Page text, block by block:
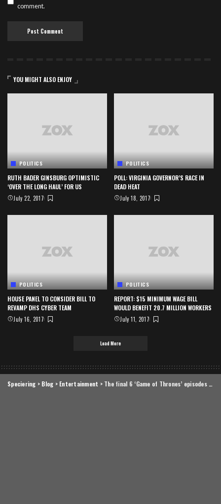
comment.
YOU MIGHT ALSO ENJOY
POLITICS
RUTH BADER GINSBURG OPTIMISTIC
‘OVER THE LONG HAUL’ FOR US
July 22, 2017
POLITICS
POLL: VIRGINIA GOVERNOR’S RACE IN
DEAD HEAT
July 18, 2017
POLITICS
HOUSE PANEL TO CONSIDER BILL TO
REVAMP DHS CYBER TEAM
July 16, 2017
POLITICS
REPORT: $15 MINIMUM WAGE BILL
WOULD BENEFIT 20.7 MILLION WORKERS
July 11, 2017
Load More
Speciering > Blog > Entertainment > The final 6 ‘Game of Thrones’ episodes might feel like a full season